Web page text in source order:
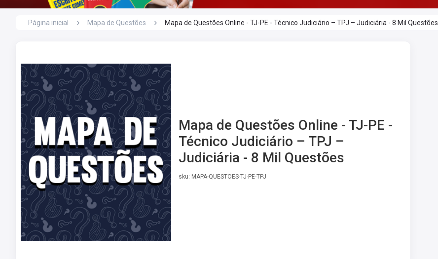
Página inicial Mapa de Questões Mapa de Questões Online - TJ-PE - Técnico Judiciário – TPJ – Judiciária - 8 Mil Questões
Mapa de Questões Online - TJ-PE -
Técnico Judiciário – TPJ –
Judiciária - 8 Mil Questões
sku: MAPA-QUESTOES-TJ-PE-TPJ